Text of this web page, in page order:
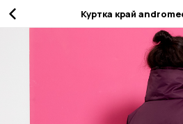
Куртка край